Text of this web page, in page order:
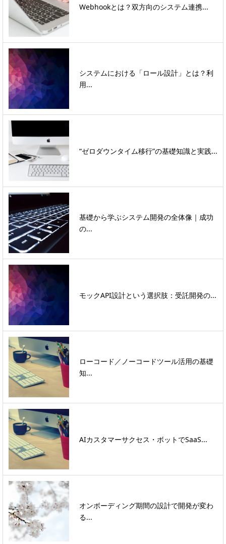
Webhookとは？双方向のシステム連携...
システムにおける「ロール設計」とは？利
用...
“ゼロダウンタイム移行”の基礎知識と実践...
基礎から学ぶシステム開発の全体像｜成功
の...
モックAPI設計という選択肢：受託開発の...
ローコード／ノーコードツール活用の基礎
知...
AIカスタマーサクセス・ボットでSaaS...
オンボーディング期間の設計で開発が変わ
る...